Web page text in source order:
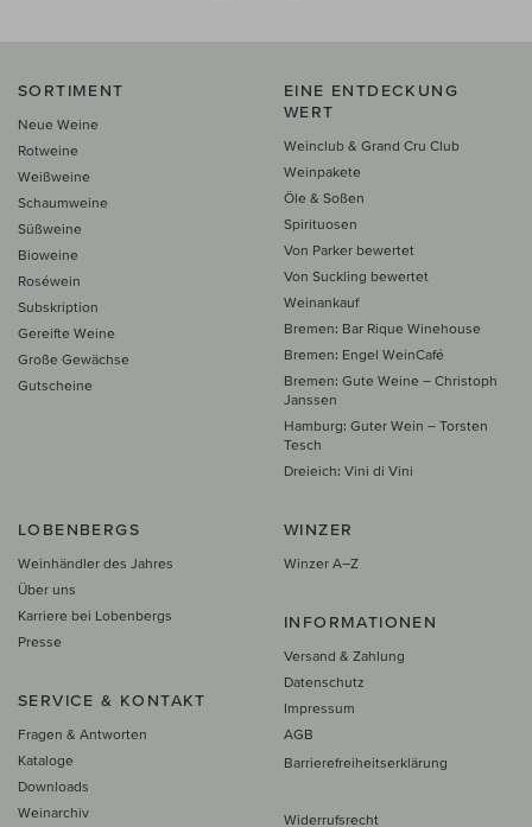
SORTIMENT
Neue Weine
Rotweine
Weißweine
Schaumweine
Süßweine
Bioweine
Roséwein
Subskription
Gereifte Weine
Große Gewächse
Gutscheine
EINE ENTDECKUNG
WERT
Weinclub & Grand Cru Club
Weinpakete
Öle & Soßen
Spirituosen
Von Parker bewertet
Von Suckling bewertet
Weinankauf
Bremen: Bar Rique Winehouse
Bremen: Engel WeinCafé
Bremen: Gute Weine – Christoph
Janssen
Hamburg: Guter Wein – Torsten
Tesch
Dreieich: Vini di Vini
LOBENBERGS
Weinhändler des Jahres
Über uns
Karriere bei Lobenbergs
Presse
SERVICE & KONTAKT
Fragen & Antworten
Kataloge
Downloads
Weinarchiv
WINZER
Winzer A–Z
INFORMATIONEN
Versand & Zahlung
Datenschutz
Impressum
AGB
Barrierefreiheitserklärung
Widerrufsrecht